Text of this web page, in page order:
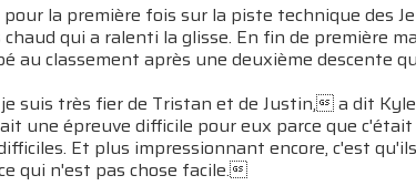
la première fois sur la piste technique des
qui a ralenti la glisse. En fin de première
au classement après une deuxième descente
très fier de Tristan et de Justin, a dit
une épreuve difficile pour eux parce que
Et plus impressionnant encore, c'est
qui n'est pas chose facile.